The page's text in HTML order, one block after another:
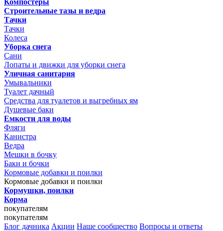
Компостеры
Строительные тазы и ведра
Тачки
Тачки
Колеса
Уборка снега
Сани
Лопаты и движки для уборки снега
Уличная санитария
Умывальники
Туалет дачный
Средства для туалетов и выгребных ям
Душевые баки
Емкости для воды
Фляги
Канистра
Ведра
Мешки в бочку
Баки и бочки
Кормовые добавки и поилки
Кормовые добавки и поилки
Кормушки, поилки
Корма
покупателям
покупателям
Блог дачника Акции Наше сообщество Вопросы и ответы